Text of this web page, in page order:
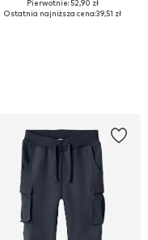
Dostępne w różnych rozmiarach
Pierwotnie: 52,90 zł
Ostatnia najniższa cena:39,51 zł